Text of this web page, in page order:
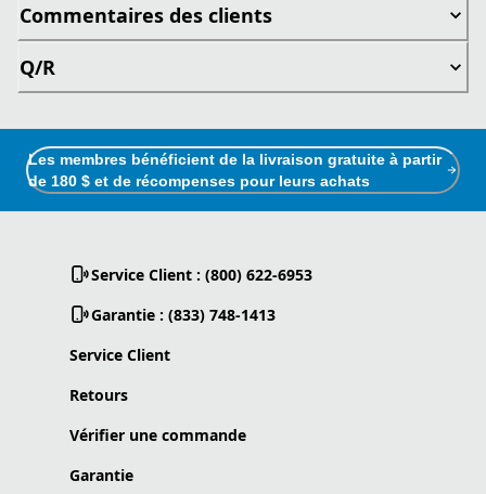
Commentaires des clients
Q/R
Les membres bénéficient de la livraison gratuite à partir
de 180 $ et de récompenses pour leurs achats
Service Client : (800) 622-6953
Garantie : (833) 748-1413
Service Client
Retours
Vérifier une commande
Garantie